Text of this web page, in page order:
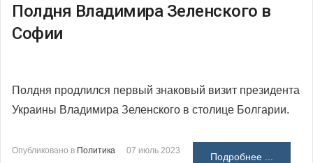
Полдня Владимира Зеленского в
Софии
Полдня продлился первый знаковый визит президента
Украины Владимира Зеленского в столице Болгарии.
Опубликовано в Политика 07 июль 2023
Подробнее ...